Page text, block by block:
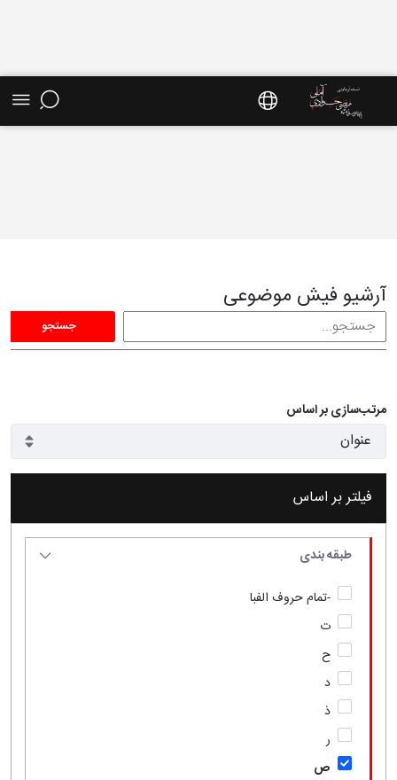
آرشیو فیش موضوعی
جستجو
مرتب‌سازی بر اساس
فیلتر بر اساس
طبقه بندی
-تمام حروف الفبا
ت
ح
د
ذ
ر
ص